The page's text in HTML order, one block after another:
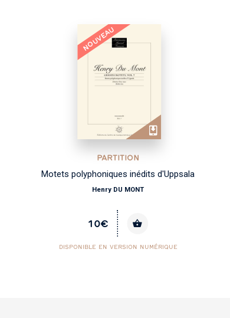
NOUVEAU
PARTITION
Motets polyphoniques inédits d'Uppsala
Henry DU MONT
10€
DISPONIBLE EN VERSION NUMÉRIQUE